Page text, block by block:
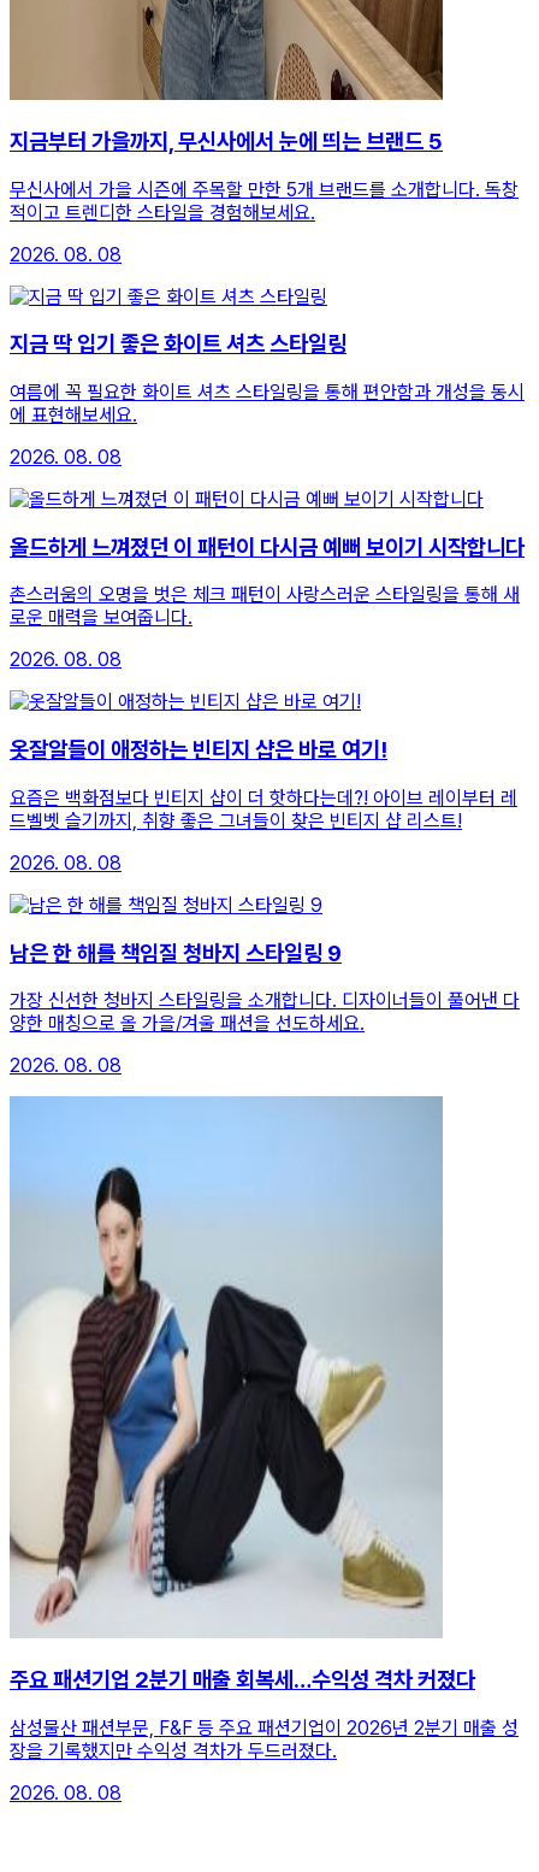
지금부터 가을까지, 무신사에서 눈에 띄는 브랜드 5
무신사에서 가을 시즌에 주목할 만한 5개 브랜드를 소개합니다. 독창
적이고 트렌디한 스타일을 경험해보세요.
2026. 08. 08
지금 딱 입기 좋은 화이트 셔츠 스타일링
여름에 꼭 필요한 화이트 셔츠 스타일링을 통해 편안함과 개성을 동시
에 표현해보세요.
2026. 08. 08
올드하게 느껴졌던 이 패턴이 다시금 예뻐 보이기 시작합니다
촌스러움의 오명을 벗은 체크 패턴이 사랑스러운 스타일링을 통해 새
로운 매력을 보여줍니다.
2026. 08. 08
옷잘알들이 애정하는 빈티지 샵은 바로 여기!
요즘은 백화점보다 빈티지 샵이 더 핫하다는데?! 아이브 레이부터 레
드벨벳 슬기까지, 취향 좋은 그녀들이 찾은 빈티지 샵 리스트!
2026. 08. 08
남은 한 해를 책임질 청바지 스타일링 9
가장 신선한 청바지 스타일링을 소개합니다. 디자이너들이 풀어낸 다
양한 매칭으로 올 가을/겨울 패션을 선도하세요.
2026. 08. 08
주요 패션기업 2분기 매출 회복세…수익성 격차 커졌다
삼성물산 패션부문, F&F 등 주요 패션기업이 2026년 2분기 매출 성
장을 기록했지만 수익성 격차가 두드러졌다.
2026. 08. 08